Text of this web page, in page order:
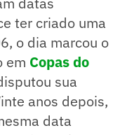
ter criado uma
o dia marcou o
em Copas do
sua
anos depois,
data